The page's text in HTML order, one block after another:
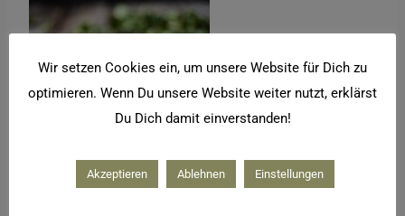
Wir setzen Cookies ein, um unsere Website für Dich zu
optimieren. Wenn Du unsere Website weiter nutzt, erklärst
Du Dich damit einverstanden!
Akzeptieren Ablehnen Einstellungen